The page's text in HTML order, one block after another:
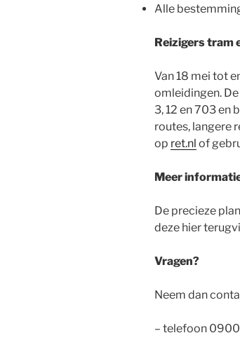
Alle
Reizigers tram
Van 18 mei tot
omleidingen.
3, 12 en 703 en
routes, langere
op ret.nl of
Meer
De precieze
deze hier
Vragen?
Neem dan
– telefoon